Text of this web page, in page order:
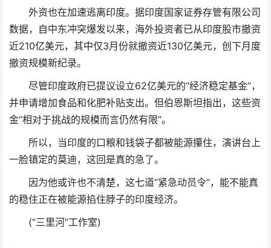
外资也在加速逃离印度。据印度国家证券存管有限公司
数据，自中东冲突爆发以来，海外投资者已从印度股市撤资
近210亿美元，其中仅3月份就撤资近130亿美元，创下月度
撤资规模新纪录。
尽管印度政府已提议设立62亿美元的“经济稳定基金”，
并申请增加食品和化肥补贴支出。但伯恩斯坦指出，这些资
金“相对于挑战的规模而言仍然有限”。
所以，当印度的口粮和钱袋子都被能源攥住，演讲台上
一脸镇定的莫迪，这回是真的急了。
因为他或许也不清楚，这七道“紧急动员令”，能不能真
的稳住正在被能源掐住脖子的印度经济。
(“三里河”工作室)